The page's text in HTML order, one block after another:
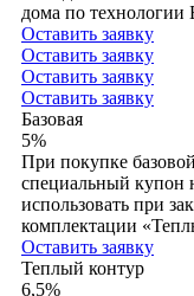
дома по
Оставить заявку
Оставить заявку
Оставить заявку
Оставить заявку
Базовая
5%
При покупке
специальный купон
использовать при
комплектации
Оставить заявку
Теплый контур
6,5%